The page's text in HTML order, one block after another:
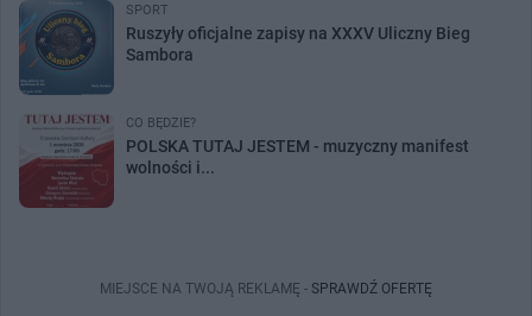
SPORT
Ruszyły oficjalne zapisy na XXXV Uliczny Bieg
Sambora
CO BĘDZIE?
POLSKA TUTAJ JESTEM - muzyczny manifest
wolności i...
MIEJSCE NA TWOJĄ REKLAMĘ - SPRAWDŹ OFERTĘ